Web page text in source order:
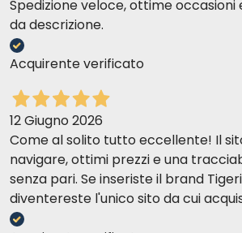
Spedizione veloce, ottime
da descrizione.
Acquirente verificato
12 Giugno 2026
Come al solito tutto eccellente! Il
navigare, ottimi prezzi e una
senza pari. Se inseriste il brand
diventereste l'unico sito da cui